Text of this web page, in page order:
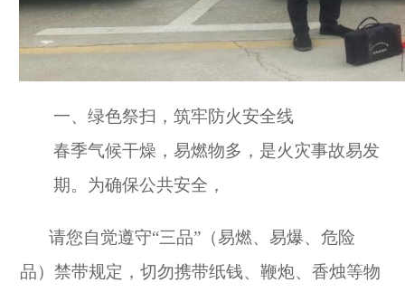
一、绿色祭扫，筑牢防火安全线
春季气候干燥，易燃物多，是火灾事故易发
期。为确保公共安全，
请您自觉遵守“三品”（易燃、易爆、危险
品）禁带规定，切勿携带纸钱、鞭炮、香烛等物